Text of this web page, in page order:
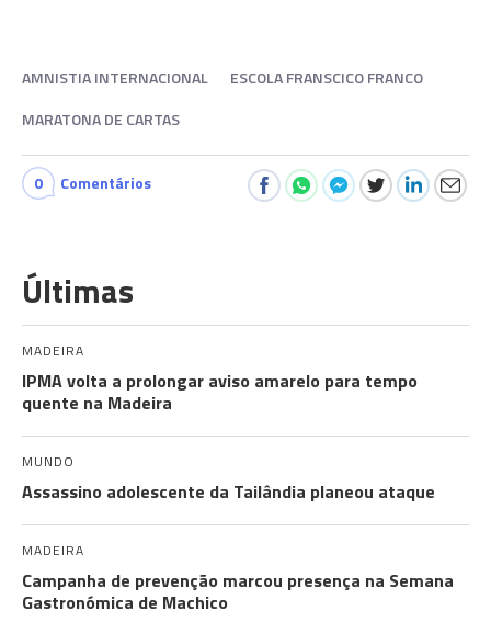
AMNISTIA INTERNACIONAL
ESCOLA FRANSCICO FRANCO
MARATONA DE CARTAS
0 Comentários
Últimas
MADEIRA
IPMA volta a prolongar aviso amarelo para tempo
quente na Madeira
MUNDO
Assassino adolescente da Tailândia planeou ataque
MADEIRA
Campanha de prevenção marcou presença na Semana
Gastronómica de Machico